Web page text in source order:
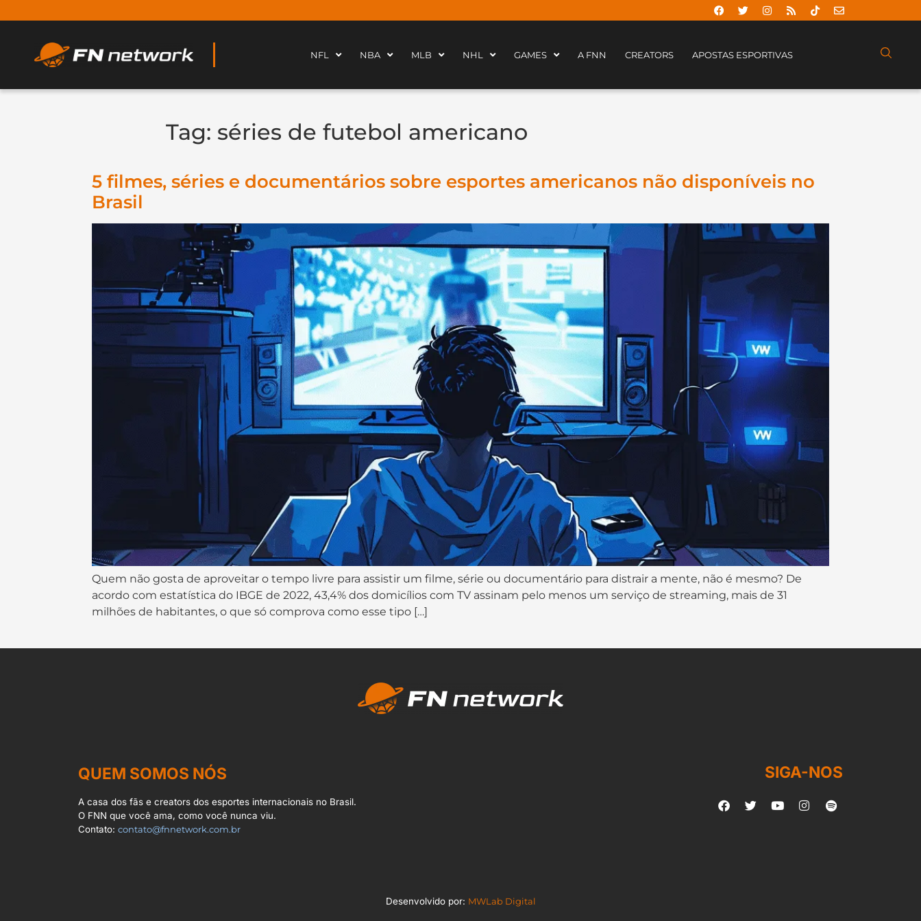
NFL NBA MLB NHL GAMES A FNN CREATORS APOSTAS ESPORTIVAS
Tag: séries de futebol americano
5 filmes, séries e documentários sobre esportes americanos não disponíveis no
Brasil
Quem não gosta de aproveitar o tempo livre para assistir um filme, série ou documentário para distrair a mente, não é mesmo? De
acordo com estatística do IBGE de 2022, 43,4% dos domicílios com TV assinam pelo menos um serviço de streaming, mais de 31
milhões de habitantes, o que só comprova como esse tipo […]
QUEM SOMOS NÓS
A casa dos fãs e creators dos esportes internacionais no Brasil.
O FNN que você ama, como você nunca viu.
Contato:contato@fnnetwork.com.br
SIGA-NOS
Desenvolvido por: MWLab Digital